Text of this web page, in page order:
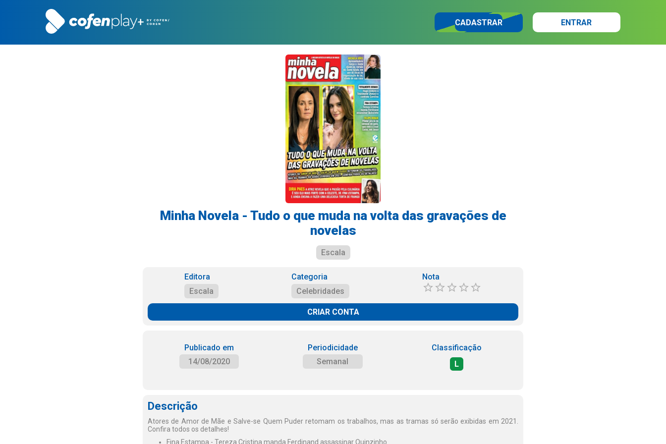
CADASTRAR ENTRAR
Minha Novela - Tudo o que muda na volta das gravações de
novelas
Escala
Editora
Escala
Categoria
Celebridades
Nota
CRIAR CONTA
Publicado em
14/08/2020
Periodicidade
Semanal
Classificação
L
Descrição
Atores de Amor de Mãe e Salve-se Quem Puder retomam os trabalhos, mas as tramas só serão exibidas em 2021.
Confira todos os detalhes!
Fina Estampa - Tereza Cristina manda Ferdinand assassinar Quinzinho.